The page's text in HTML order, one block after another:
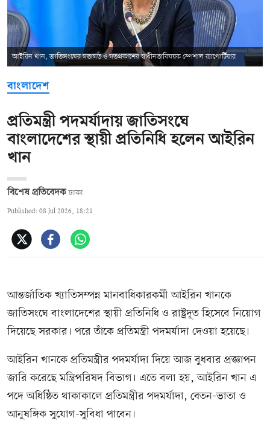
আইরিন খান, জাতিসংঘের মতামত ও মতপ্রকাশের স্বাধীনতাবিষয়ক স্পেশাল র‍্যাপোর্টিয়ার
বাংলাদেশ
প্রতিমন্ত্রী পদমর্যাদায় জাতিসংঘে
বাংলাদেশের স্থায়ী প্রতিনিধি হলেন আইরিন
খান
বিশেষ প্রতিবেদক ঢাকা
Published: 08 Jul 2026, 18:21
আন্তর্জাতিক খ্যাতিসম্পন্ন মানবাধিকারকর্মী আইরিন খানকে
জাতিসংঘে বাংলাদেশের স্থায়ী প্রতিনিধি ও রাষ্ট্রদূত হিসেবে নিয়োগ
দিয়েছে সরকার। পরে তাঁকে প্রতিমন্ত্রী পদমর্যাদা দেওয়া হয়েছে।
আইরিন খানকে প্রতিমন্ত্রীর পদমর্যাদা দিয়ে আজ বুধবার প্রজ্ঞাপন
জারি করেছে মন্ত্রিপরিষদ বিভাগ। এতে বলা হয়, আইরিন খান এ
পদে অধিষ্ঠিত থাকাকালে প্রতিমন্ত্রীর পদমর্যাদা, বেতন-ভাতা ও
আনুষঙ্গিক সুযোগ-সুবিধা পাবেন।